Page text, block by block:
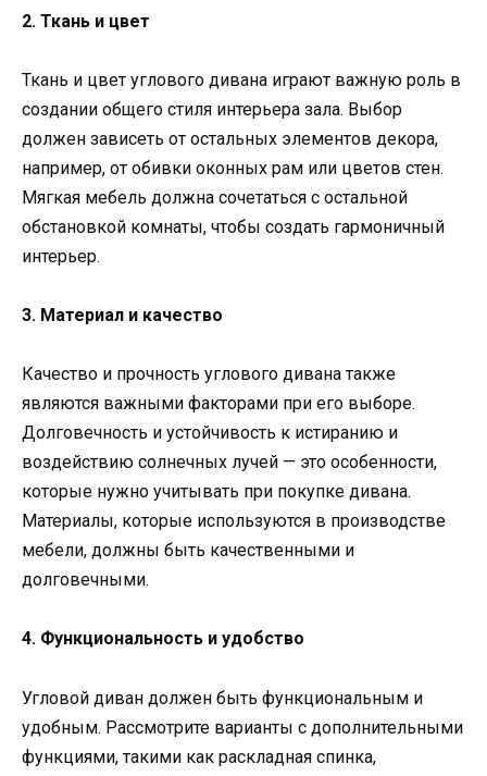
2. Ткань и цвет
Ткань и цвет углового дивана играют важную роль в
создании общего стиля интерьера зала. Выбор
должен зависеть от остальных элементов декора,
например, от обивки оконных рам или цветов стен.
Мягкая мебель должна сочетаться с остальной
обстановкой комнаты, чтобы создать гармоничный
интерьер.
3. Материал и качество
Качество и прочность углового дивана также
являются важными факторами при его выборе.
Долговечность и устойчивость к истиранию и
воздействию солнечных лучей — это особенности,
которые нужно учитывать при покупке дивана.
Материалы, которые используются в производстве
мебели, должны быть качественными и
долговечными.
4. Функциональность и удобство
Угловой диван должен быть функциональным и
удобным. Рассмотрите варианты с дополнительными
функциями, такими как раскладная спинка,